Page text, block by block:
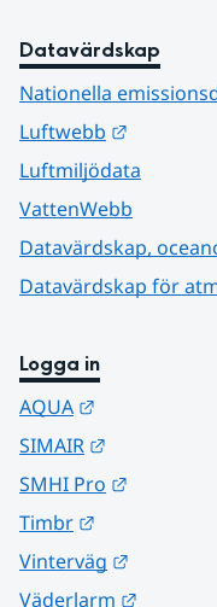
Datavärdskap
Nationella
Luftwebb
Luftmiljödata
VattenWebb
Datavärdskap,
Datavärdskap för
Logga in
AQUA
SIMAIR
SMHI Pro
Timbr
Vinterväg
Väderlarm